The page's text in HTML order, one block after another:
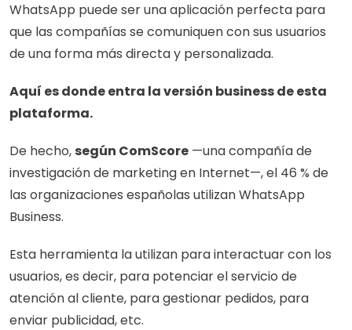
WhatsApp puede ser una aplicación perfecta para
que las compañías se comuniquen con sus usuarios
de una forma más directa y personalizada.
Aquí es donde entra la versión business de esta
plataforma.
De hecho, según ComScore —una compañía de
investigación de marketing en Internet—, el 46 % de
las organizaciones españolas utilizan WhatsApp
Business.
Esta herramienta la utilizan para interactuar con los
usuarios, es decir, para potenciar el servicio de
atención al cliente, para gestionar pedidos, para
enviar publicidad, etc.